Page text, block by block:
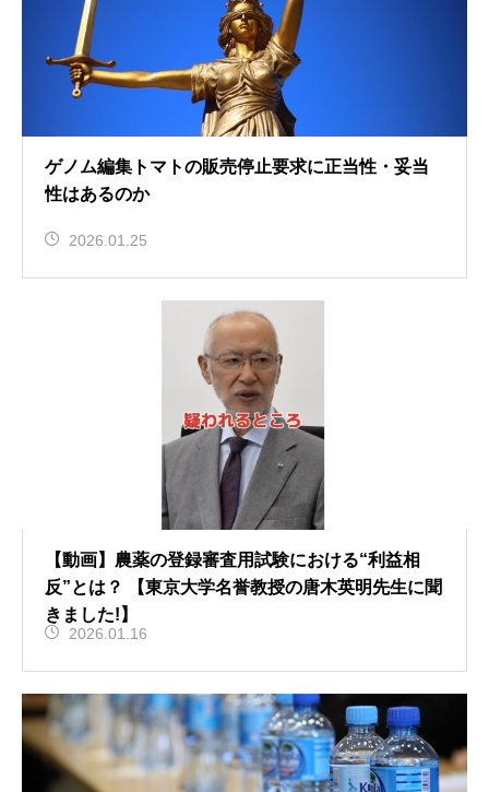
ゲノム編集トマトの販売停止要求に正当性・妥当
性はあるのか
2026.01.25
【動画】農薬の登録審査用試験における“利益相
反”とは？ 【東京大学名誉教授の唐木英明先生に聞
きました!】
2026.01.16